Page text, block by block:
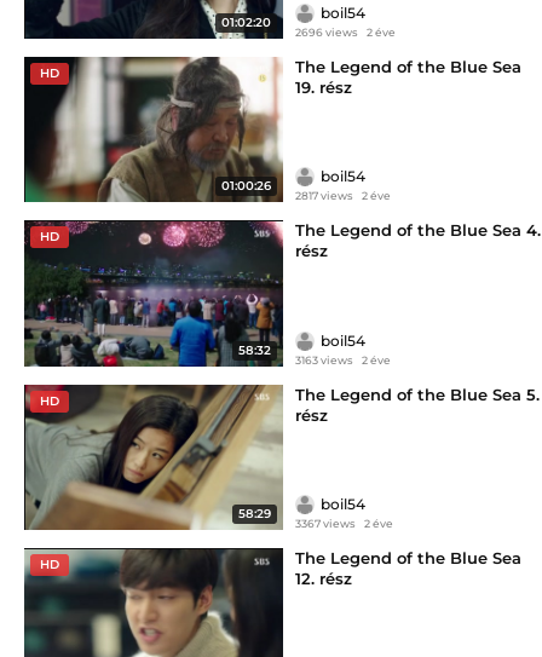
01:02:20
boil54
2696 views 2 éve
HD
01:00:26
The Legend of the Blue Sea
19. rész
boil54
2817 views 2 éve
HD
58:32
The Legend of the Blue Sea 4.
rész
boil54
3163 views 2 éve
HD
58:29
The Legend of the Blue Sea 5.
rész
boil54
3367 views 2 éve
HD
The Legend of the Blue Sea
12. rész